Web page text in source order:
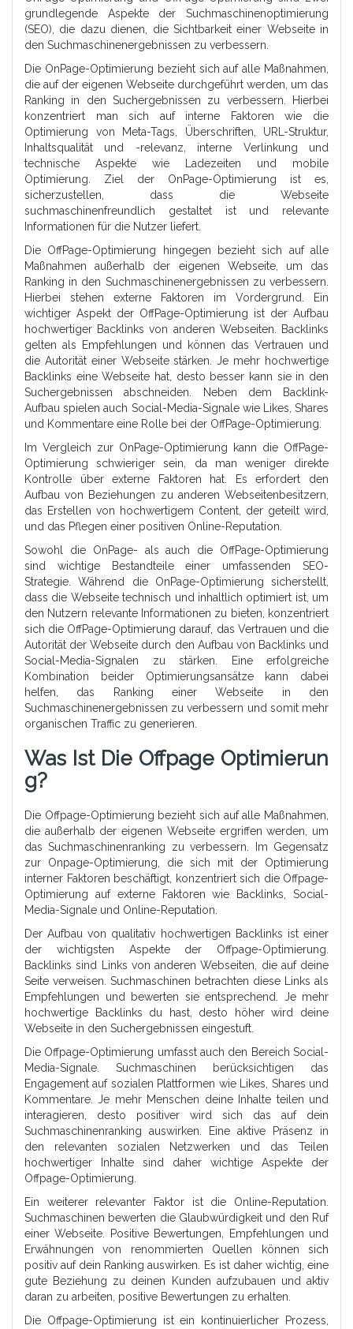
grundlegende Aspekte der Suchmaschinenoptimierung
(SEO), die dazu dienen, die Sichtbarkeit einer Webseite in
den Suchmaschinenergebnissen zu verbessern.
Die OnPage-Optimierung bezieht sich auf alle Maßnahmen,
die auf der eigenen Webseite durchgeführt werden, um das
Ranking in den Suchergebnissen zu verbessern. Hierbei
konzentriert man sich auf interne Faktoren wie die
Optimierung von Meta-Tags, Überschriften, URL-Struktur,
Inhaltsqualität und -relevanz, interne Verlinkung und
technische Aspekte wie Ladezeiten und mobile
Optimierung. Ziel der OnPage-Optimierung ist es,
sicherzustellen, dass die Webseite
suchmaschinenfreundlich gestaltet ist und relevante
Informationen für die Nutzer liefert.
Die OffPage-Optimierung hingegen bezieht sich auf alle
Maßnahmen außerhalb der eigenen Webseite, um das
Ranking in den Suchmaschinenergebnissen zu verbessern.
Hierbei stehen externe Faktoren im Vordergrund. Ein
wichtiger Aspekt der OffPage-Optimierung ist der Aufbau
hochwertiger Backlinks von anderen Webseiten. Backlinks
gelten als Empfehlungen und können das Vertrauen und
die Autorität einer Webseite stärken. Je mehr hochwertige
Backlinks eine Webseite hat, desto besser kann sie in den
Suchergebnissen abschneiden. Neben dem Backlink-
Aufbau spielen auch Social-Media-Signale wie Likes, Shares
und Kommentare eine Rolle bei der OffPage-Optimierung.
Im Vergleich zur OnPage-Optimierung kann die OffPage-
Optimierung schwieriger sein, da man weniger direkte
Kontrolle über externe Faktoren hat. Es erfordert den
Aufbau von Beziehungen zu anderen Webseitenbesitzern,
das Erstellen von hochwertigem Content, der geteilt wird,
und das Pflegen einer positiven Online-Reputation.
Sowohl die OnPage- als auch die OffPage-Optimierung
sind wichtige Bestandteile einer umfassenden SEO-
Strategie. Während die OnPage-Optimierung sicherstellt,
dass die Webseite technisch und inhaltlich optimiert ist, um
den Nutzern relevante Informationen zu bieten, konzentriert
sich die OffPage-Optimierung darauf, das Vertrauen und die
Autorität der Webseite durch den Aufbau von Backlinks und
Social-Media-Signalen zu stärken. Eine erfolgreiche
Kombination beider Optimierungsansätze kann dabei
helfen, das Ranking einer Webseite in den
Suchmaschinenergebnissen zu verbessern und somit mehr
organischen Traffic zu generieren.
Was Ist Die Offpage Optimierun
G?
Die Offpage-Optimierung bezieht sich auf alle Maßnahmen,
die außerhalb der eigenen Webseite ergriffen werden, um
das Suchmaschinenranking zu verbessern. Im Gegensatz
zur Onpage-Optimierung, die sich mit der Optimierung
interner Faktoren beschäftigt, konzentriert sich die Offpage-
Optimierung auf externe Faktoren wie Backlinks, Social-
Media-Signale und Online-Reputation.
Der Aufbau von qualitativ hochwertigen Backlinks ist einer
der wichtigsten Aspekte der Offpage-Optimierung.
Backlinks sind Links von anderen Webseiten, die auf deine
Seite verweisen. Suchmaschinen betrachten diese Links als
Empfehlungen und bewerten sie entsprechend. Je mehr
hochwertige Backlinks du hast, desto höher wird deine
Webseite in den Suchergebnissen eingestuft.
Die Offpage-Optimierung umfasst auch den Bereich Social-
Media-Signale. Suchmaschinen berücksichtigen das
Engagement auf sozialen Plattformen wie Likes, Shares und
Kommentare. Je mehr Menschen deine Inhalte teilen und
interagieren, desto positiver wird sich das auf dein
Suchmaschinenranking auswirken. Eine aktive Präsenz in
den relevanten sozialen Netzwerken und das Teilen
hochwertiger Inhalte sind daher wichtige Aspekte der
Offpage-Optimierung.
Ein weiterer relevanter Faktor ist die Online-Reputation.
Suchmaschinen bewerten die Glaubwürdigkeit und den Ruf
einer Webseite. Positive Bewertungen, Empfehlungen und
Erwähnungen von renommierten Quellen können sich
positiv auf dein Ranking auswirken. Es ist daher wichtig, eine
gute Beziehung zu deinen Kunden aufzubauen und aktiv
daran zu arbeiten, positive Bewertungen zu erhalten.
Die Offpage-Optimierung ist ein kontinuierlicher Prozess,